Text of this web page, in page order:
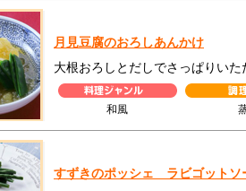
月見豆腐のおろしあんかけ
大根おろしとだしでさっぱりいた
和風
すずきのポッシェ ラビゴットソ